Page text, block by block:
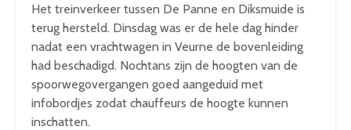
Het treinverkeer tussen De Panne en Diksmuide is
terug hersteld. Dinsdag was er de hele dag hinder
nadat een vrachtwagen in Veurne de bovenleiding
had beschadigd. Nochtans zijn de hoogten van de
spoorwegovergangen goed aangeduid met
infobordjes zodat chauffeurs de hoogte kunnen
inschatten.